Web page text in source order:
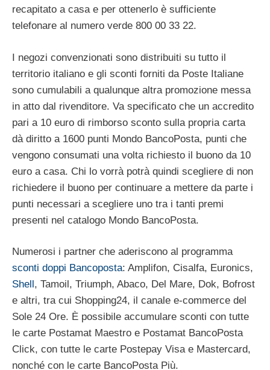
recapitato a casa e per ottenerlo è sufficiente
telefonare al numero verde 800 00 33 22.
I negozi convenzionati sono distribuiti su tutto il
territorio italiano e gli sconti forniti da Poste Italiane
sono cumulabili a qualunque altra promozione messa
in atto dal rivenditore. Va specificato che un accredito
pari a 10 euro di rimborso sconto sulla propria carta
dà diritto a 1600 punti Mondo BancoPosta, punti che
vengono consumati una volta richiesto il buono da 10
euro a casa. Chi lo vorrà potrà quindi scegliere di non
richiedere il buono per continuare a mettere da parte i
punti necessari a scegliere uno tra i tanti premi
presenti nel catalogo Mondo BancoPosta.
Numerosi i partner che aderiscono al programma
sconti doppi Bancoposta: Amplifon, Cisalfa, Euronics,
Shell , Tamoil, Triumph, Abaco, Del Mare, Dok, Bofrost
e altri, tra cui Shopping24, il canale e-commerce del
Sole 24 Ore. È possibile accumulare sconti con tutte
le carte Postamat Maestro e Postamat BancoPosta
Click, con tutte le carte Postepay Visa e Mastercard,
nonché con le carte BancoPosta Più.